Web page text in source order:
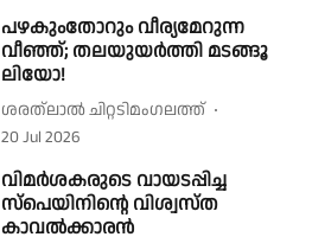
പഴകുംതോറും വീര്യമേറുന്ന
വീഞ്ഞ്; തലയുയർത്തി മടങ്ങൂ
ലിയോ!
ശരത്‌ലാൽ ചിറ്റടിമംഗലത്ത്
20 Jul 2026
വിമർശകരുടെ വായടപ്പിച്ച
സ്പെയിനിന്റെ വിശ്വസ്ത
കാവൽക്കാരൻ